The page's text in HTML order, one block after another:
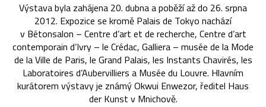
Výstava byla zahájena 20. dubna a poběží až do 26. srpna
2012. Expozice se kromě Palais de Tokyo nachází
v Bétonsalon – Centre d’art et de recherche, Centre d’art
contemporain d’Ivry – le Crédac, Galliera – musée de la Mode
de la Ville de Paris, le Grand Palais, les Instants Chavirés, les
Laboratoires d’Aubervilliers a Musée du Louvre. Hlavním
kurátorem výstavy je známý Okwui Enwezor, ředitel Haus
der Kunst v Mnichově.